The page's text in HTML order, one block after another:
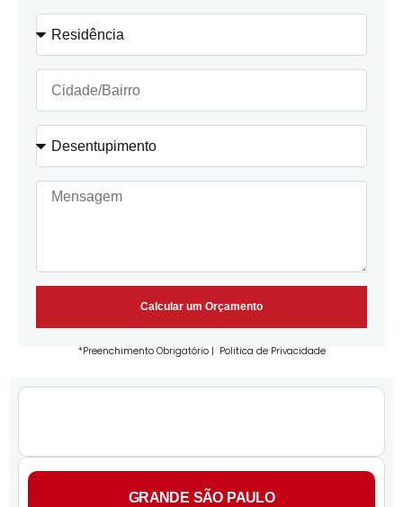
Calcular um Orçamento
*Preenchimento Obrigatório | Politica de Privacidade
GRANDE SÃO PAULO